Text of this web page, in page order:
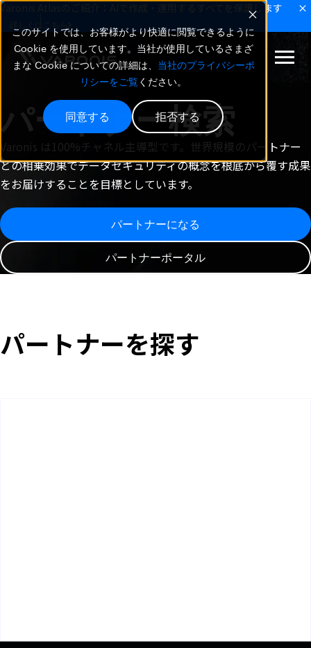
このサイトでは、お客様がより快適に閲覧できるように
Cookie を使用しています。当社が使用しているさまざ
まな Cookie についての詳細は、 当社のプライバシーポ
リシーをご覧ください。
同意する 拒否する
Varonis Atlasのご紹介：AIで作成・運用するすべてを保護します
詳しくはこちら
パートナー検索
Varonis は100%チャネル主導型です。世界規模のパートナー
との相乗効果でデータセキュリティの概念を根底から覆す成果
をお届けすることを目標としています。
パートナーになる
パートナーポータル
パートナーを探す